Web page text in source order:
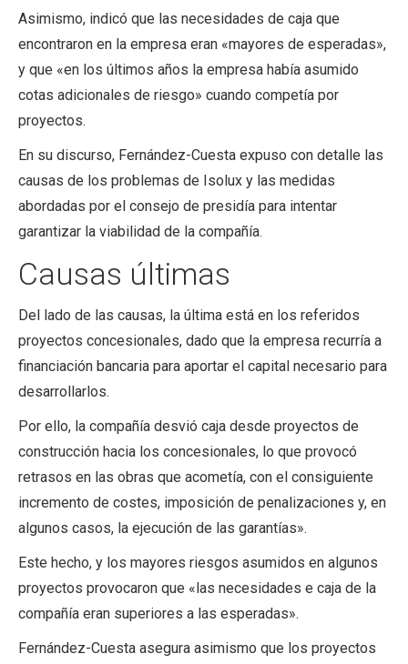
Asimismo, indicó que las necesidades de caja que
encontraron en la empresa eran «mayores de esperadas»,
y que «en los últimos años la empresa había asumido
cotas adicionales de riesgo» cuando competía por
proyectos.
En su discurso, Fernández-Cuesta expuso con detalle las
causas de los problemas de Isolux y las medidas
abordadas por el consejo de presidía para intentar
garantizar la viabilidad de la compañía.
Causas últimas
Del lado de las causas, la última está en los referidos
proyectos concesionales, dado que la empresa recurría a
financiación bancaria para aportar el capital necesario para
desarrollarlos.
Por ello, la compañía desvió caja desde proyectos de
construcción hacia los concesionales, lo que provocó
retrasos en las obras que acometía, con el consiguiente
incremento de costes, imposición de penalizaciones y, en
algunos casos, la ejecución de las garantías».
Este hecho, y los mayores riesgos asumidos en algunos
proyectos provocaron que «las necesidades e caja de la
compañía eran superiores a las esperadas».
Fernández-Cuesta asegura asimismo que los proyectos